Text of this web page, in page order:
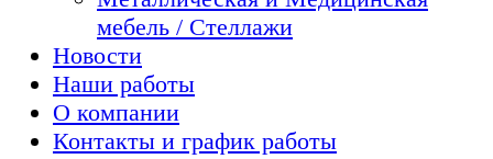
мебель / Стеллажи
Новости
Наши работы
О компании
Контакты и график работы